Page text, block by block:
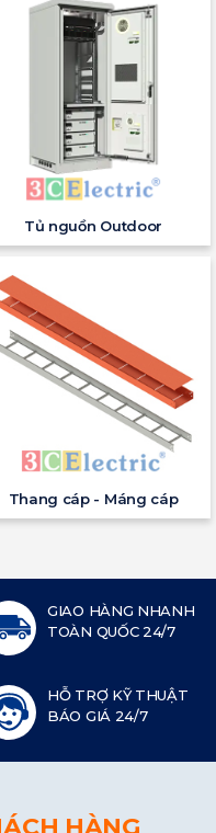
Tủ nguồn Outdoor
Thang cáp - Máng cáp
GIAO HÀNG NHANH
TOÀN QUỐC 24/7
HỖ TRỢ KỸ THUẬT
BÁO GIÁ 24/7